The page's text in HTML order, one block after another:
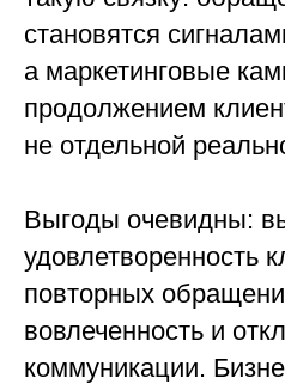
становятся
а маркетинговые
продолжением
не отдельной
Выгоды очевидны:
удовлетворенность
повторных
вовлеченность и
коммуникации.